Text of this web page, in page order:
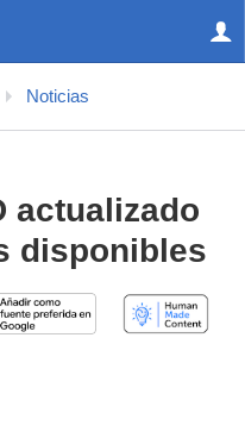
Noticias
actualizado
disponibles